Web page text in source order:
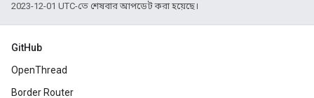
2023-12-01 UTC-তে শেষবার আপডেট করা হয়েছে।
GitHub
OpenThread
Border Router